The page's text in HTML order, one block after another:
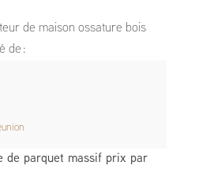
de maison ossature bois
de :
de parquet massif prix par